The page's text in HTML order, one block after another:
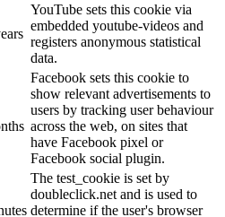
YouTube sets this cookie via
embedded youtube-videos and
registers anonymous statistical
data.
Facebook sets this cookie to
show relevant advertisements to
users by tracking user behaviour
across the web, on sites that
have Facebook pixel or
Facebook social plugin.
The test_cookie is set by
doubleclick.net and is used to
determine if the user's browser